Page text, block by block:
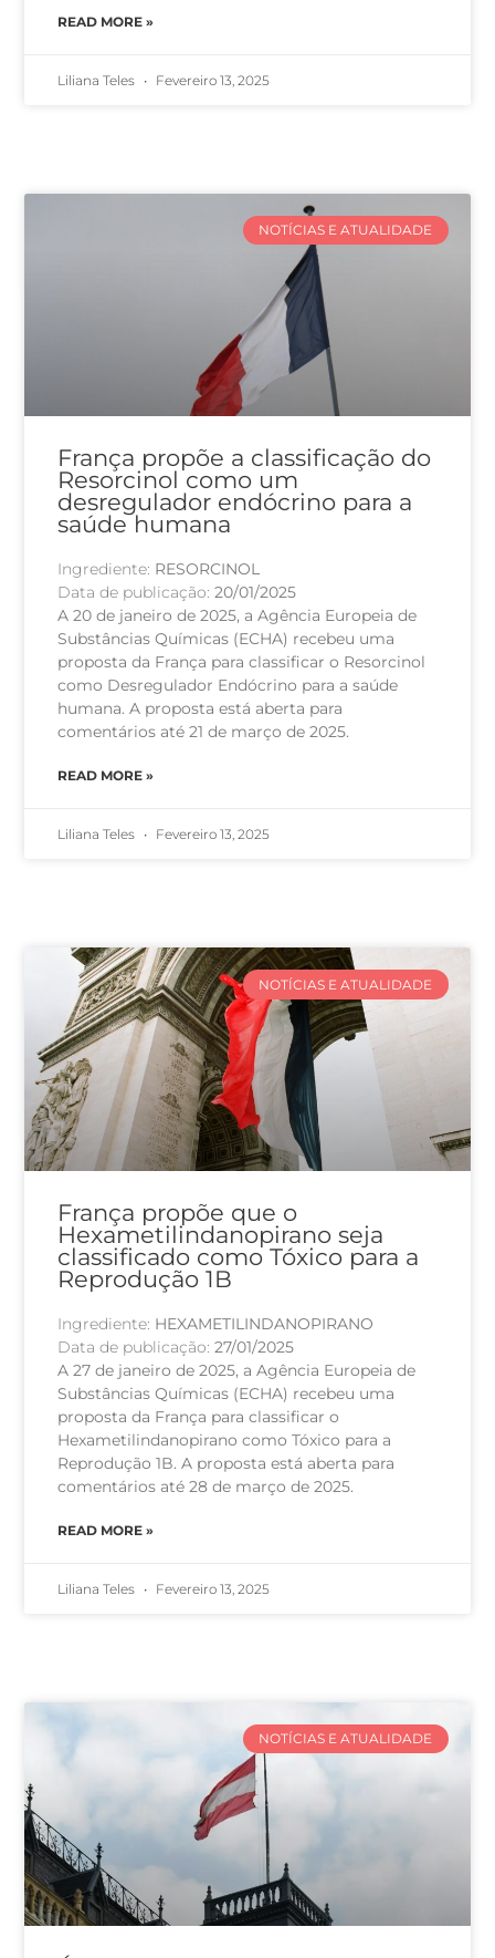
READ MORE »
Liliana Teles Fevereiro 13, 2025
NOTÍCIAS E ATUALIDADE
França propõe a classificação do
Resorcinol como um
desregulador endócrino para a
saúde humana
Ingrediente: RESORCINOL
Data de publicação:20/01/2025
A 20 de janeiro de 2025, a Agência Europeia de
Substâncias Químicas (ECHA) recebeu uma
proposta da França para classificar o Resorcinol
como Desregulador Endócrino para a saúde
humana. A proposta está aberta para
comentários até 21 de março de 2025.
READ MORE »
Liliana Teles Fevereiro 13, 2025
NOTÍCIAS E ATUALIDADE
França propõe que o
Hexametilindanopirano seja
classificado como Tóxico para a
Reprodução 1B
Ingrediente: HEXAMETILINDANOPIRANO
Data de publicação:27/01/2025
A 27 de janeiro de 2025, a Agência Europeia de
Substâncias Químicas (ECHA) recebeu uma
proposta da França para classificar o
Hexametilindanopirano como Tóxico para a
Reprodução 1B. A proposta está aberta para
comentários até 28 de março de 2025.
READ MORE »
Liliana Teles Fevereiro 13, 2025
NOTÍCIAS E ATUALIDADE